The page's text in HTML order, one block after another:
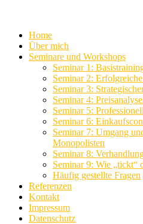
Home
Über mich
Seminare und Workshops
Seminar 1:
Seminar 2:
Seminar 3:
Seminar 4:
Seminar 5:
Seminar 6:
Seminar 7: Umgang
Monopolisten
Seminar 8:
Seminar 9: Wie „tickt“
Häufig gestellte Fragen
Referenzen
Kontakt
Impressum
Datenschutz